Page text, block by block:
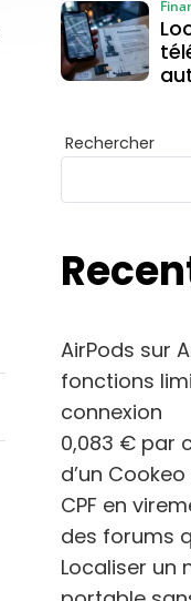
Rechercher
AirPods sur
fonctions
connexion
0,083 € par
d’un
CPF en
des forums
Localiser un